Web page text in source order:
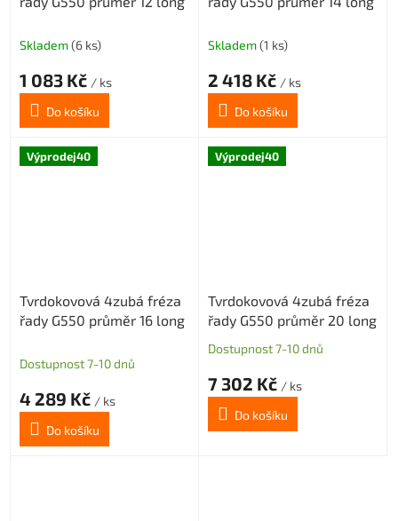
Skladem(6 ks)
1 083 Kč / ks
Do košíku
Skladem(1 ks)
2 418 Kč / ks
Do košíku
Výprodej40
Tvrdokovová 4zubá fréza
řady G550 průměr 16 long
Dostupnost 7-10 dnů
4 289 Kč / ks
Do košíku
Výprodej40
Tvrdokovová 4zubá fréza
řady G550 průměr 20 long
Průměrné
produktu
je
5,0
z
Dostupnost 7-10 dnů
7 302 Kč / ks
Do košíku